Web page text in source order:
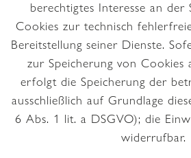
berechtigtes Interesse an der
Cookies zur technisch
Bereitstellung seiner Dienste.
zur Speicherung von Cookies
erfolgt die Speicherung der
ausschließlich auf Grundlage
6 Abs. 1 lit. a DSGVO); die
widerrufbar.